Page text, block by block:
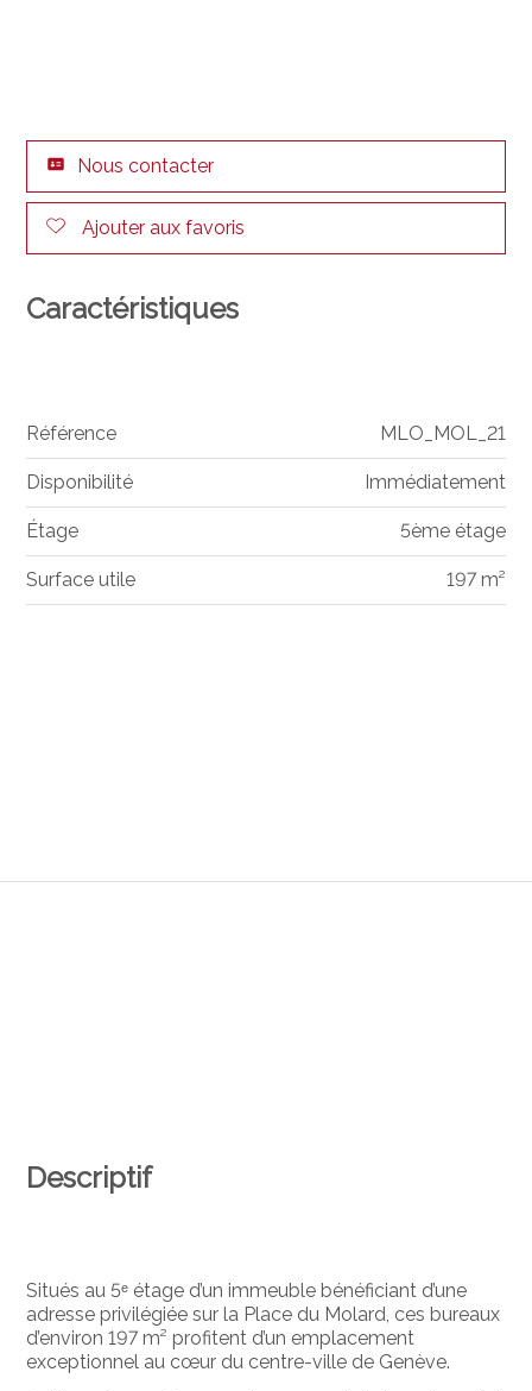
Descriptif
Situés au 5ᵉ étage d’un immeuble bénéficiant d’une
adresse privilégiée sur la Place du Molard, ces bureaux
d’environ 197 m² profitent d’un emplacement
exceptionnel au cœur du centre-ville de Genève.
Nous contacter
Ajouter aux favoris
Caractéristiques
Référence MLO_MOL_21
Disponibilité Immédiatement
Étage 5ème étage
Surface utile 197 m²